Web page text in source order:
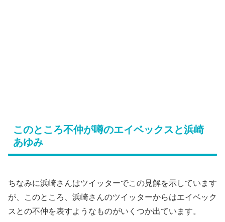
このところ不仲が噂のエイベックスと浜崎
あゆみ
ちなみに浜崎さんはツイッターでこの見解を示しています
が、このところ、浜崎さんのツイッターからはエイベック
スとの不仲を表すようなものがいくつか出ています。